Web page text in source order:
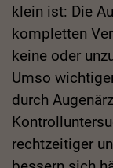
klein ist: Die
kompletten
keine oder
Umso
durch
rechtzeitiger